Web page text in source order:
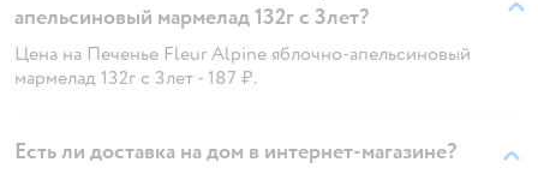
апельсиновый мармелад 132г с 3лет?
Цена на Печенье Fleur Alpine яблочно-апельсиновый
мармелад 132г с 3лет - 187 ₽.
Есть ли доставка на дом в интернет-магазине?